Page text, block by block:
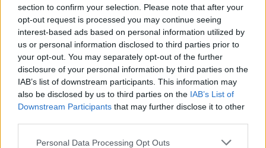
section to confirm your selection. Please note that after your
opt-out request is processed you may continue seeing
interest-based ads based on personal information utilized by
us or personal information disclosed to third parties prior to
your opt-out. You may separately opt-out of the further
disclosure of your personal information by third parties on the
IAB’s list of downstream participants. This information may
also be disclosed by us to third parties on the IAB’s List of
Downstream Participants that may further disclose it to other
Personal Data Processing Opt Outs